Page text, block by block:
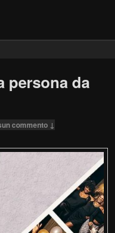
persona da
commento ↓